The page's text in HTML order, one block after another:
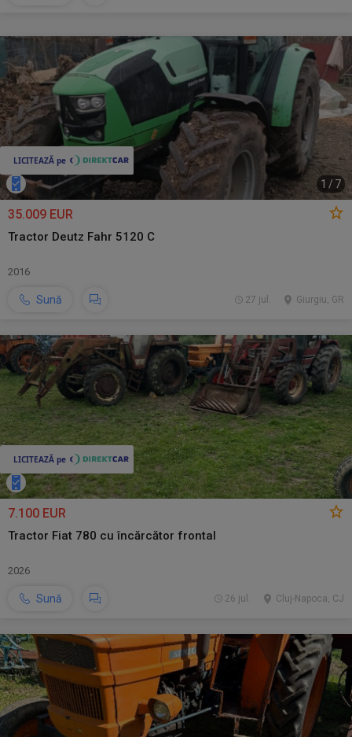
1 / 7
35.009 EUR
Tractor Deutz Fahr 5120 C
2016
Sună Giurgiu, GR
27 jul.
7.100 EUR
Tractor Fiat 780 cu încărcător frontal
2026
Sună Cluj-Napoca, CJ
26 jul.